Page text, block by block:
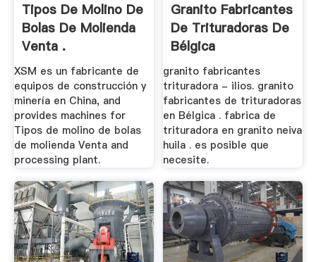
Tipos De Molino De
Bolas De Molienda
Venta .
XSM es un fabricante de
equipos de construcción y
minería en China, and
provides machines for
Tipos de molino de bolas
de molienda Venta and
processing plant.
Granito Fabricantes
De Trituradoras De
Bélgica
granito fabricantes
trituradora - ilios. granito
fabricantes de trituradoras
en Bélgica . fabrica de
trituradora en granito neiva
huila . es posible que
necesite.